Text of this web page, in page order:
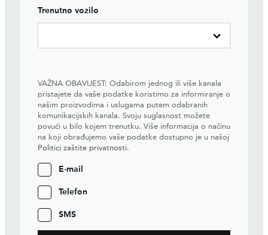
Trenutno vozilo
VAŽNA OBAVIJEST: Odabirom jednog ili više kanala
pristajete da vaše podatke koristimo za informiranje o
našim proizvodima i uslugama putem odabranih
komunikacijskih kanala. Svoju suglasnost možete
povući u bilo kojem trenutku. Više informacija o načinu
na koji obrađujemo vaše podatke dostupno je u našoj
Politici zaštite privatnosti.
E-mail
Telefon
SMS